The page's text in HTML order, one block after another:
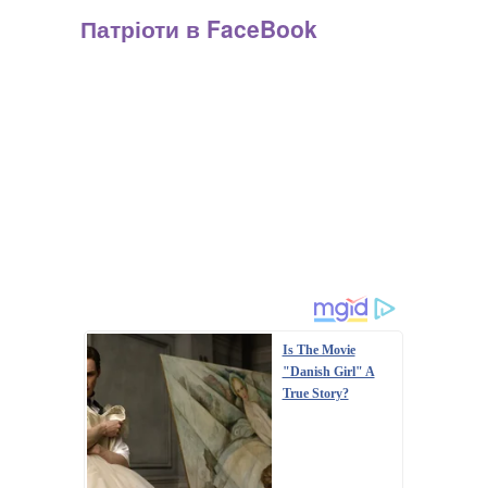
Патріоти в FaceBook
Is The Movie
"Danish Girl" A
True Story?